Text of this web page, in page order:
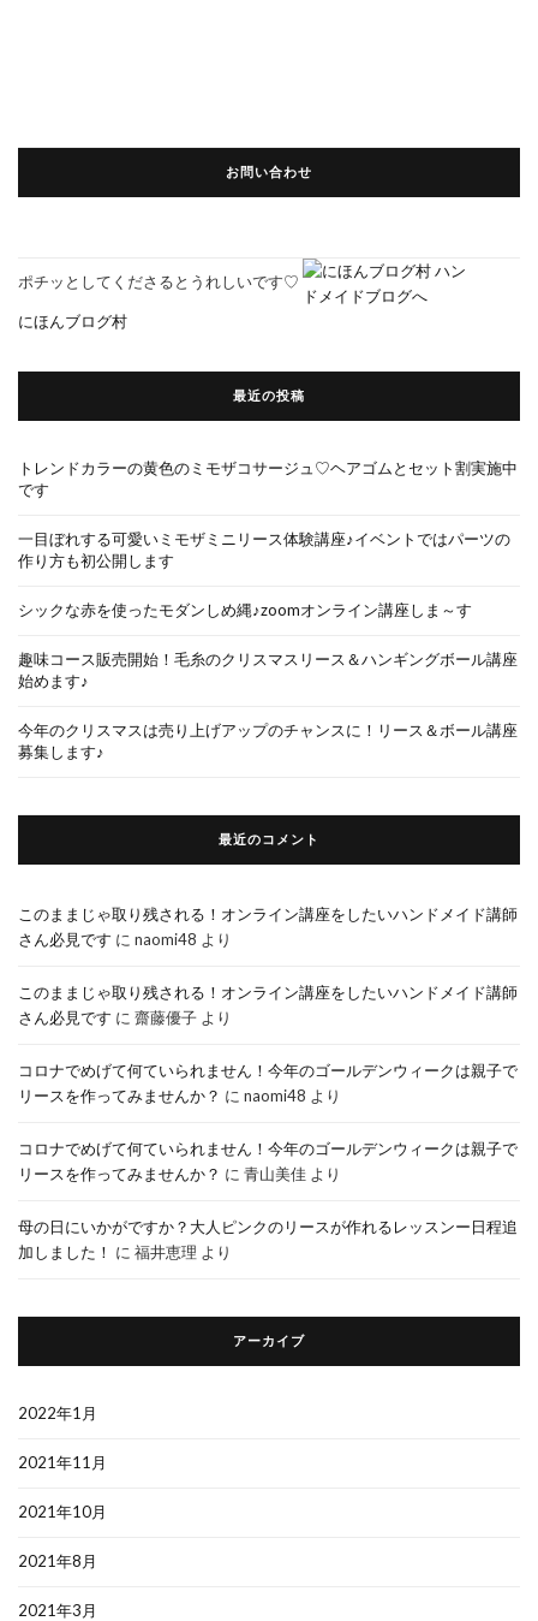
お問い合わせ
ポチッとしてくださるとうれしいです♡
にほんブログ村
最近の投稿
トレンドカラーの黄色のミモザコサージュ♡ヘアゴムとセット割実施中
です
一目ぼれする可愛いミモザミニリース体験講座♪イベントではパーツの
作り方も初公開します
シックな赤を使ったモダンしめ縄♪zoomオンライン講座しま～す
趣味コース販売開始！毛糸のクリスマスリース＆ハンギングボール講座
始めます♪
今年のクリスマスは売り上げアップのチャンスに！リース＆ボール講座
募集します♪
最近のコメント
このままじゃ取り残される！オンライン講座をしたいハンドメイド講師
さん必見です に naomi48 より
このままじゃ取り残される！オンライン講座をしたいハンドメイド講師
さん必見です に 齋藤優子 より
コロナでめげて何ていられません！今年のゴールデンウィークは親子で
リースを作ってみませんか？ に naomi48 より
コロナでめげて何ていられません！今年のゴールデンウィークは親子で
リースを作ってみませんか？ に 青山美佳 より
母の日にいかがですか？大人ピンクのリースが作れるレッスンー日程追
加しました！ に 福井恵理 より
アーカイブ
2022年1月
2021年11月
2021年10月
2021年8月
2021年3月